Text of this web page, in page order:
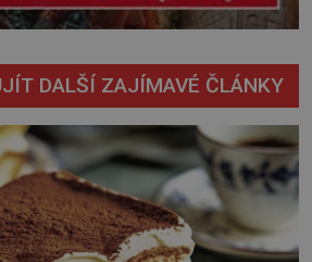
DALŠÍ ZAJÍMAVÉ ČLÁNKY